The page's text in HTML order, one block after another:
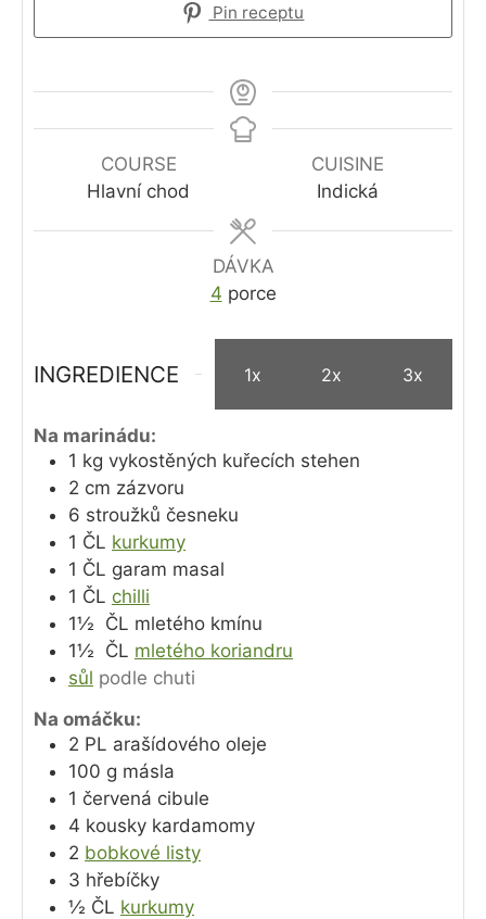
Pin receptu
COURSE
Hlavní chod
CUISINE
Indická
DÁVKA
4 porce
INGREDIENCE 1x 2x 3x
Na marinádu:
1 kg vykostěných kuřecích stehen
2 cm zázvoru
6 stroužků česneku
1 ČL kurkumy
1 ČL garam masal
1 ČL chilli
1½ ČL mletého kmínu
1½ ČL mletého koriandru
sůl podle chuti
Na omáčku:
2 PL arašídového oleje
100 g másla
1 červená cibule
4 kousky kardamomy
2 bobkové listy
3 hřebíčky
½ ČL kurkumy